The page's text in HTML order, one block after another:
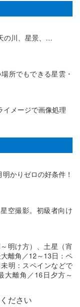
の川、星景、…
所でもできる星雲・
イメージで画像処理
かりゼロの好条件！
空撮影。初級者向け
明け方）、土星（宵
離角／12～13日：ペ
明：スペインなどで
大離角／16日夕方～
ださい